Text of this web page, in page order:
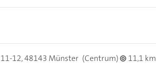
12,48143 Münster (Centrum)
11,1 km